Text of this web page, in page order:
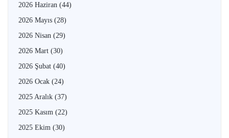
2026 Haziran (44)
2026 Mayıs (28)
2026 Nisan (29)
2026 Mart (30)
2026 Şubat (40)
2026 Ocak (24)
2025 Aralık (37)
2025 Kasım (22)
2025 Ekim (30)